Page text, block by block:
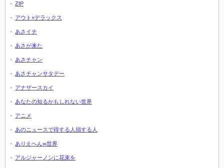
ZIP
アウト×デラックス
あさイチ
あさが来た
あさチャン
あさチャンサタデー
アナザースカイ
あなたの知るかもしれない世界
アニメ
あのニュースで得する人損する人
ありえへん∞世界
アルジャーノンに花束を